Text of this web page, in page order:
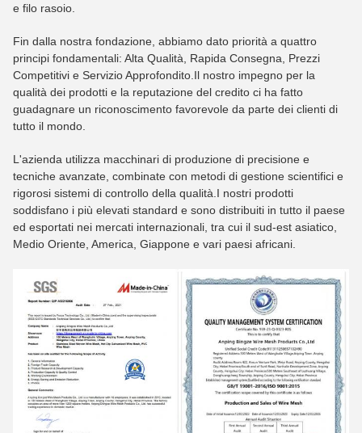
e filo rasoio.
Fin dalla nostra fondazione, abbiamo dato priorità a quattro
principi fondamentali: Alta Qualità, Rapida Consegna, Prezzi
Competitivi e Servizio Approfondito.Il nostro impegno per la
qualità dei prodotti e la reputazione del credito ci ha fatto
guadagnare un riconoscimento favorevole da parte dei clienti di
tutto il mondo.
L'azienda utilizza macchinari di produzione di precisione e
tecniche avanzate, combinate con metodi di gestione scientifici e
rigorosi sistemi di controllo della qualità.I nostri prodotti
soddisfano i più elevati standard e sono distribuiti in tutto il paese
ed esportati nei mercati internazionali, tra cui il sud-est asiatico,
Medio Oriente, America, Giappone e vari paesi africani.